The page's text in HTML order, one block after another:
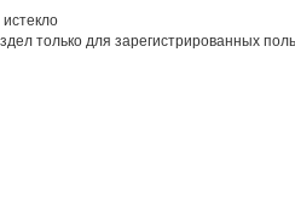
только для зарегистрированных